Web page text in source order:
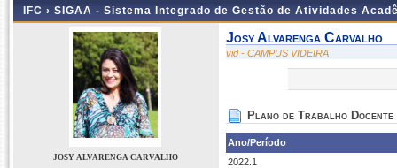
IFC › SIGAA - Sistema Integrado de Gestão de Atividades
JOSY ALVARENGA CARVALHO
Josy Alvarenga Carvalho
vid - CAMPUS VIDEIRA
Plano de Trabalho Docente
Ano/Período
2022.1